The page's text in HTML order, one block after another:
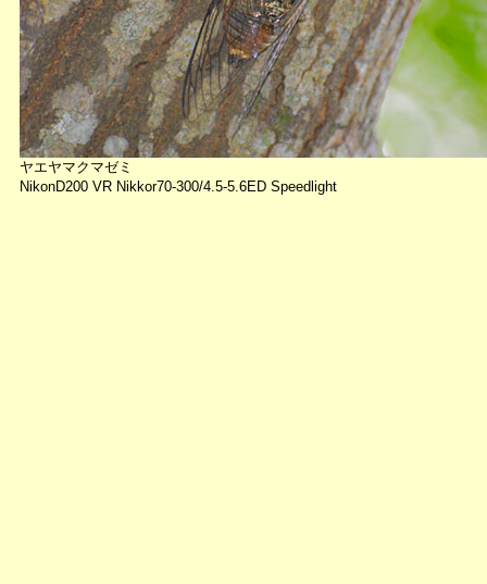
ヤエヤマクマゼミ
NikonD200 VR Nikkor70-300/4.5-5.6ED Speedlight